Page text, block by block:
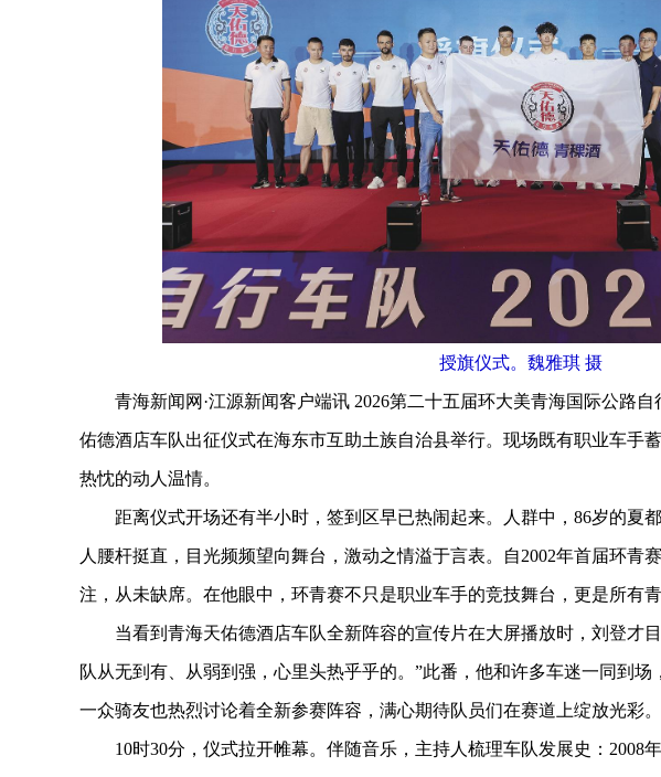
授旗仪式。魏雅琪 摄
青海新闻网·江源新闻客户端讯 2026第二十五届环大美青海国际公路自
佑德酒店车队出征仪式在海东市互助土族自治县举行。现场既有职业车手
热忱的动人温情。
距离仪式开场还有半小时，签到区早已热闹起来。人群中，86岁的夏
人腰杆挺直，目光频频望向舞台，激动之情溢于言表。自2002年首届环青
注，从未缺席。在他眼中，环青赛不只是职业车手的竞技舞台，更是所有
当看到青海天佑德酒店车队全新阵容的宣传片在大屏播放时，刘登才
队从无到有、从弱到强，心里头热乎乎的。”此番，他和许多车迷一同到
一众骑友也热烈讨论着全新参赛阵容，满心期待队员们在赛道上绽放光彩。
10时30分，仪式拉开帷幕。伴随音乐，主持人梳理车队发展史：2008